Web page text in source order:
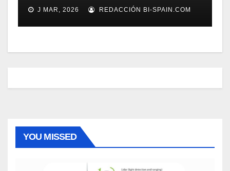
J MAR, 2026 REDACCIÓN BI-SPAIN.COM
YOU MISSED